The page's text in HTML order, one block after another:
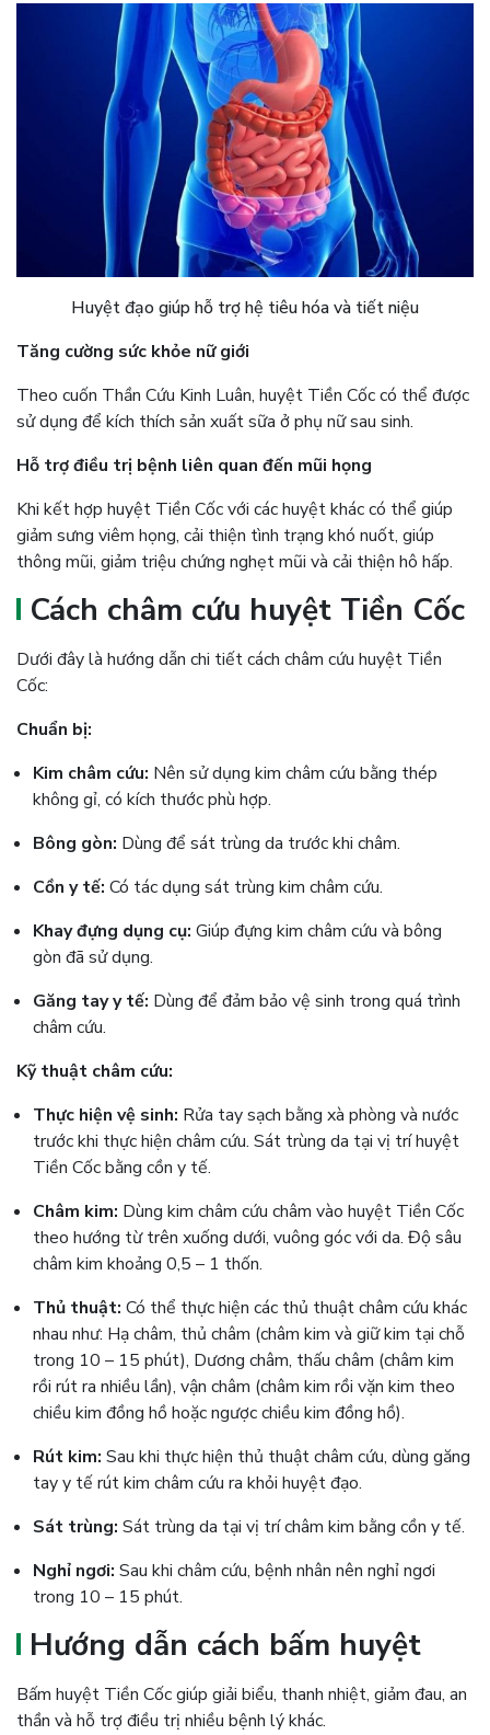
Huyệt đạo giúp hỗ trợ hệ tiêu hóa và tiết niệu
Tăng cường sức khỏe nữ giới
Theo cuốn Thần Cứu Kinh Luân, huyệt Tiền Cốc có thể được
sử dụng để kích thích sản xuất sữa ở phụ nữ sau sinh.
Hỗ trợ điều trị bệnh liên quan đến mũi họng
Khi kết hợp huyệt Tiền Cốc với các huyệt khác có thể giúp
giảm sưng viêm họng, cải thiện tình trạng khó nuốt, giúp
thông mũi, giảm triệu chứng nghẹt mũi và cải thiện hô hấp​.
Cách châm cứu huyệt Tiền Cốc
Dưới đây là hướng dẫn chi tiết cách châm cứu huyệt Tiền
Cốc:
Chuẩn bị:
Kim châm cứu: Nên sử dụng kim châm cứu bằng thép
không gỉ, có kích thước phù hợp.
Bông gòn: Dùng để sát trùng da trước khi châm.
Cồn y tế: Có tác dụng sát trùng kim châm cứu.
Khay đựng dụng cụ: Giúp đựng kim châm cứu và bông
gòn đã sử dụng.
Găng tay y tế: Dùng để đảm bảo vệ sinh trong quá trình
châm cứu.
Kỹ thuật châm cứu:
Thực hiện vệ sinh: Rửa tay sạch bằng xà phòng và nước
trước khi thực hiện châm cứu. Sát trùng da tại vị trí huyệt
Tiền Cốc bằng cồn y tế.
Châm kim: Dùng kim châm cứu châm vào huyệt Tiền Cốc
theo hướng từ trên xuống dưới, vuông góc với da. Độ sâu
châm kim khoảng 0,5 – 1 thốn.
Thủ thuật: Có thể thực hiện các thủ thuật châm cứu khác
nhau như: Hạ châm, thủ châm (châm kim và giữ kim tại chỗ
trong 10 – 15 phút), Dương châm, thấu châm (châm kim
rồi rút ra nhiều lần), vận châm (châm kim rồi vặn kim theo
chiều kim đồng hồ hoặc ngược chiều kim đồng hồ).
Rút kim: Sau khi thực hiện thủ thuật châm cứu, dùng găng
tay y tế rút kim châm cứu ra khỏi huyệt đạo.
Sát trùng: Sát trùng da tại vị trí châm kim bằng cồn y tế.
Nghỉ ngơi: Sau khi châm cứu, bệnh nhân nên nghỉ ngơi
trong 10 – 15 phút.
Hướng dẫn cách bấm huyệt
Bấm huyệt Tiền Cốc giúp giải biểu, thanh nhiệt, giảm đau, an
thần và hỗ trợ điều trị nhiều bệnh lý khác.